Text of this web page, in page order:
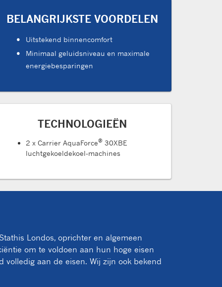
BELANGRIJKSTE VOORDELEN
Uitstekend binnencomfort
Minimaal geluidsniveau en maximale
energiebesparingen
TECHNOLOGIEËN
2 x Carrier AquaForce®30XBE
luchtgekoeldekoel-machines
Londos, oprichter en algemeen
om te voldoen aan hun hoge eisen
volledig aan de eisen. Wij zijn ook bekend